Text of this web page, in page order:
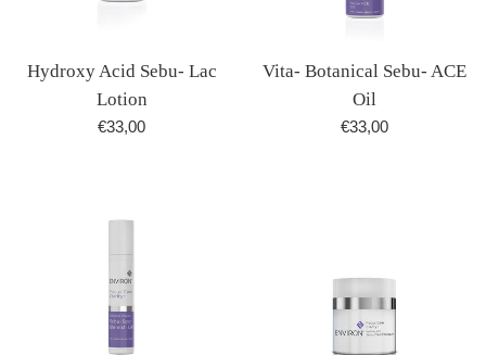
Hydroxy Acid Sebu- Lac
Lotion
Normale
€33,00
Vita- Botanical Sebu- ACE
Oil
Normale
€33,00